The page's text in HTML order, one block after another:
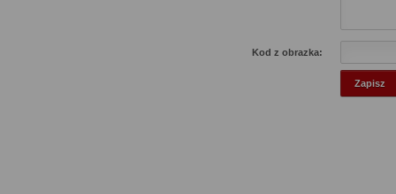
Kod z obrazka: